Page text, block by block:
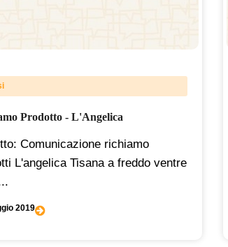
Prodotto - L'Angelica
Comunicazione richiamo
L'angelica Tisana a freddo ventre
2019